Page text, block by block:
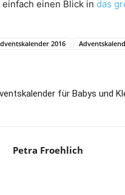
einen Blick in das
2016
für Babys und
Petra Froehlich